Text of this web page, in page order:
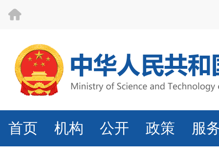
首页 机构 公开 政策 服